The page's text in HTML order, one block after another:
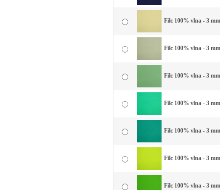
Filc 100% vlna - 3
Filc 100% vlna - 3
Filc 100% vlna - 3
Filc 100% vlna - 3
Filc 100% vlna - 3
Filc 100% vlna - 3
Filc 100% vlna - 3